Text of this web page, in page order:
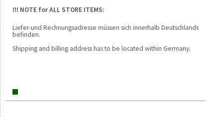
!!! NOTE for ALL STORE ITEMS:
Liefer-und Rechnungsadresse müssen sich innerhalb Deutschlands
befinden.
Shipping and billing address has to be located within Germany.